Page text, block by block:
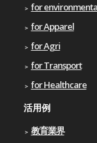
for
for Apparel
for Agri
for Transport
for Healthcare
活用例
教育業界